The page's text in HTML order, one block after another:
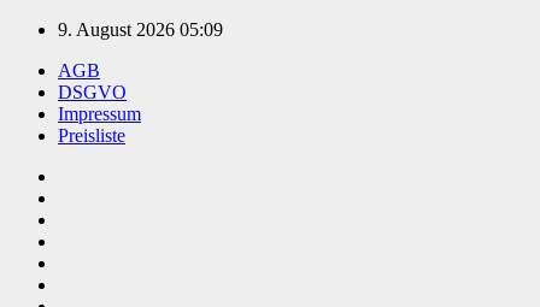
Zum
springen
9. August 2026 05:09
AGB
DSGVO
Impressum
Preisliste